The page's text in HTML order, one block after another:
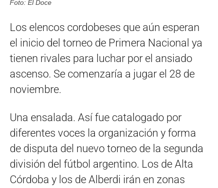
Foto: El Doce
Los elencos cordobeses que aún esperan
el inicio del torneo de Primera Nacional ya
tienen rivales para luchar por el ansiado
ascenso. Se comenzaría a jugar el 28 de
noviembre.
Una ensalada. Así fue catalogado por
diferentes voces la organización y forma
de disputa del nuevo torneo de la segunda
división del fútbol argentino. Los de Alta
Córdoba y los de Alberdi irán en zonas